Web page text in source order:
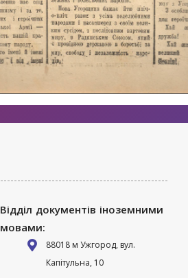
Відділ документів іноземними
мовами:
88018 м Ужгород, вул.
Капітульна, 10